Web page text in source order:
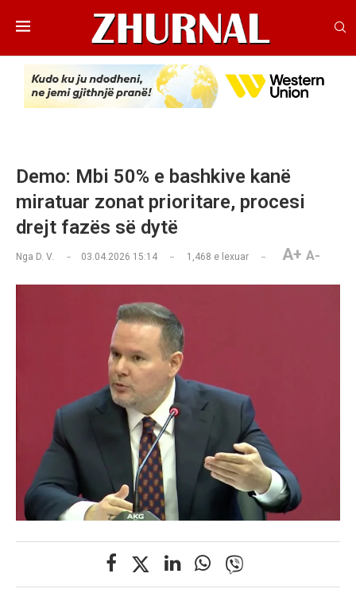
Demo: Mbi 50% e bashkive kanë
miratuar zonat prioritare, procesi
drejt fazës së dytë
Nga D. V. 03.04.2026 15:14 1,468 e lexuar A+ A-